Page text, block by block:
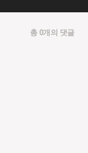
총 0개의 댓글